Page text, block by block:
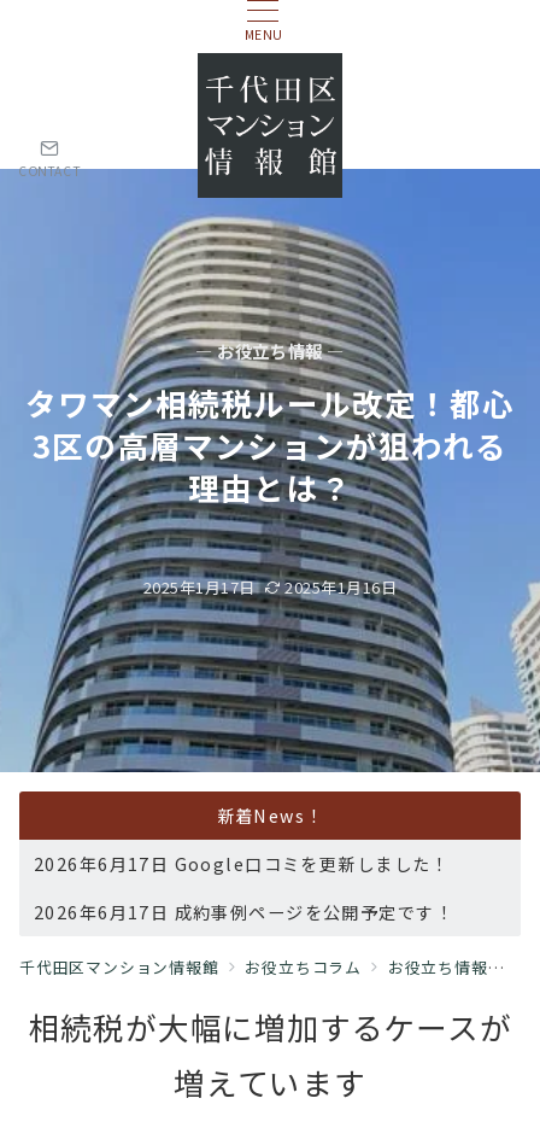
MENU
CONTACT
— お役立ち情報 —
タワマン相続税ルール改定！都心
3区の高層マンションが狙われる
理由とは？
2025年1月17日 2025年1月16日
新着News！
2026年6月17日 Google口コミを更新しました！
2026年6月17日 成約事例ページを公開予定です！
千代田区マンション情報館 お役立ちコラム お役立ち情報
相続税が大幅に増加するケースが
増えています